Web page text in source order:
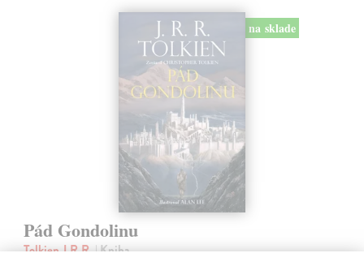
na sklade
Pád Gondolinu